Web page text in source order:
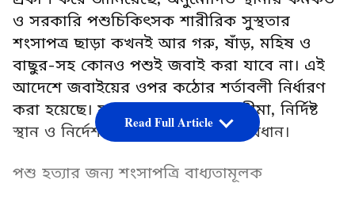
ও সরকারি পশুচিকিৎসক শারীরিক সুস্থতার
শংসাপত্র ছাড়া কখনই আর গরু, ষাঁড়, মহিষ ও
বাছুর-সহ কোনও পশুই জবাই করা যাবে না। এই
আদেশে জবাইয়ের ওপর কঠোর শর্তাবলী নির্ধারণ
করা হয়েছে। যার মধ্যে রয়েছে বয়সসীমা, নির্দিষ্ট
স্থান ও নির্দেশ লঙ্ঘনের জন্য শাস্তির বিধান।
পশু হত্যার জন্য শংসাপত্রি বাধ্যতামূলক
Read Full Article